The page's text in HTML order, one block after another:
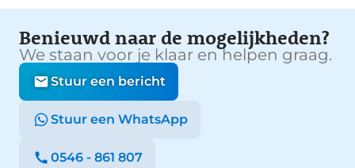
Benieuwd naar de mogelijkheden?
We staan voor je klaar en helpen graag.
Stuur een bericht
Stuur een WhatsApp
0546 - 861 807